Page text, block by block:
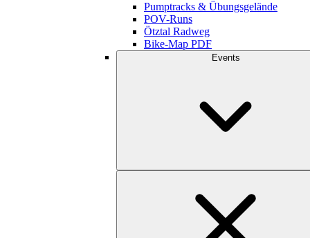
Pumptracks & Übungsgelände
POV-Runs
Ötztal Radweg
Bike-Map PDF
Events